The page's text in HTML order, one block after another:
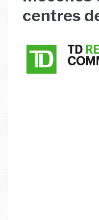
centres